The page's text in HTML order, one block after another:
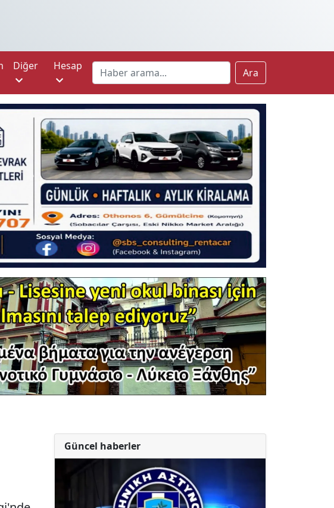
Diğer Hesap
Ara
Güncel haberler